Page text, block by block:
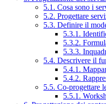
5.1. Cosa sono i
5.2. Progettare
5.3. Definire il
5.3.1.
5.3.2.
5.3.3.
5.4. Descrivere il
5.4.1.
5.4.2.
5.5. Co-progettare
5.5.1.